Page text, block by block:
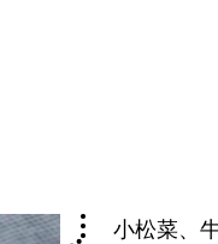
小松菜、